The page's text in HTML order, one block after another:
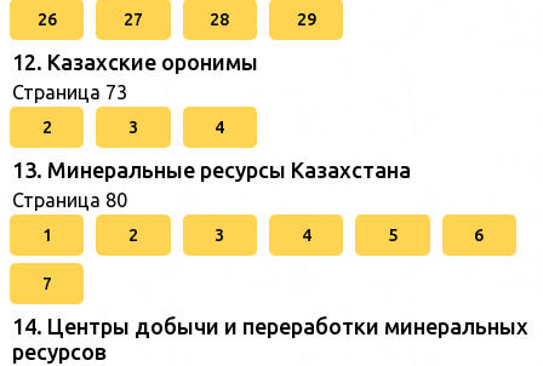
26 27 28 29
12. Казахские оронимы
Страница 73
2 3 4
13. Минеральные ресурсы Казахстана
Страница 80
1 2 3 4 5 6
7
14. Центры добычи и переработки минеральных
ресурсов